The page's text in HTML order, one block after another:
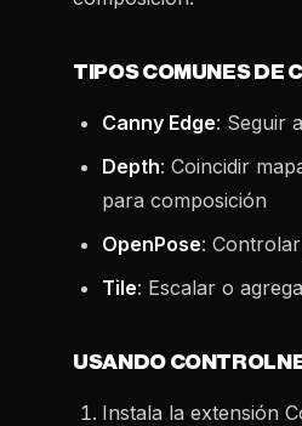
TIPOS COMUNES DE
Canny Edge: Seguir
Depth: Coincidir
para composición
OpenPose:
Tile: Escalar o
USANDO
Instala la extensión